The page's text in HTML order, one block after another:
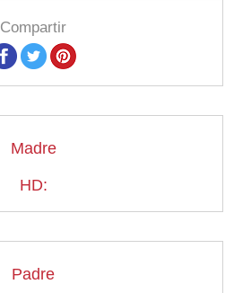
Compartir
Madre
HD:
Padre